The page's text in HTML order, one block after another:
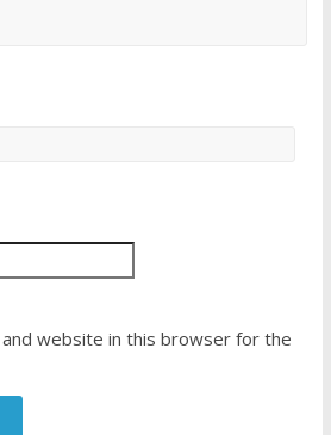
and website in this browser for the